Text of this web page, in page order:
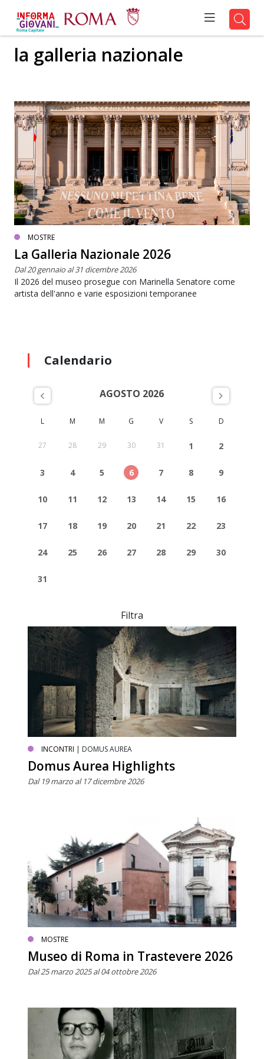
la galleria nazionale
MOSTRE
La Galleria Nazionale 2026
Dal 20 gennaio al 31 dicembre 2026
Il 2026 del museo prosegue con Marinella Senatore come
artista dell'anno e varie esposizioni temporanee
Calendario
AGOSTO 2026
L M M G V S D
27 28 29 30 31 1 2
3 4 5 6 7 8 9
10 11 12 13 14 15 16
17 18 19 20 21 22 23
24 25 26 27 28 29 30
31
Filtra
INCONTRI | DOMUS AUREA
Domus Aurea Highlights
Dal 19 marzo al 17 dicembre 2026
MOSTRE
Museo di Roma in Trastevere 2026
Dal 25 marzo 2025 al 04 ottobre 2026